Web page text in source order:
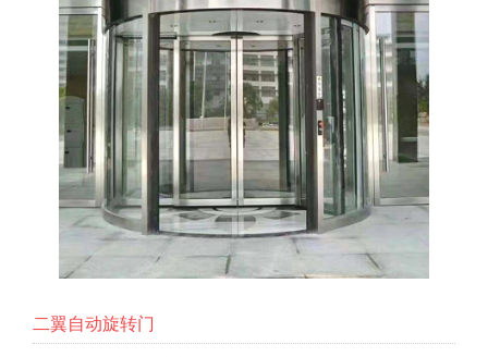
二翼自动旋转门